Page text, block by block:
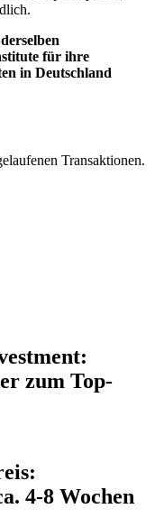
für ihre
in Deutschland
Transaktionen.
zum Top-
4-8 Wochen